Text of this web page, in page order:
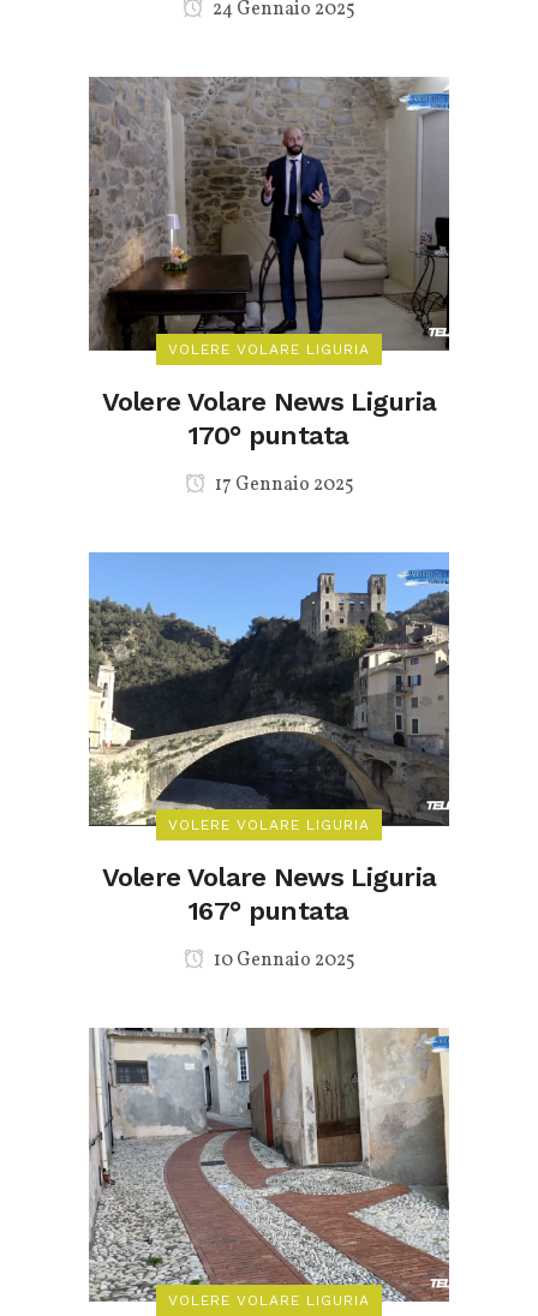
24 Gennaio 2025
VOLERE VOLARE LIGURIA
Volere Volare News Liguria
170° puntata
17 Gennaio 2025
VOLERE VOLARE LIGURIA
Volere Volare News Liguria
167° puntata
10 Gennaio 2025
VOLERE VOLARE LIGURIA